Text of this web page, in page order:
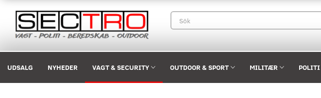
UDSALG NYHEDER VAGT & SECURITY OUTDOOR & SPORT MILITÆR POLITI